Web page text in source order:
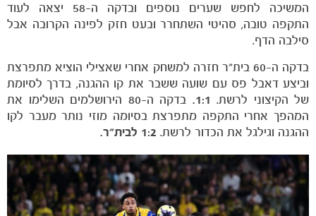
כרטיסים
המשיכה לחפש שערים נוספים ובדקה ה-58 יצאה לעוד
התקפה טובה, סהיטי השתחרר ובעט חזק לפינה הקרובה אבל
סילבה הדף.
בדקה ה-60 בית"ר חזרה למשחק אחרי שאצילי הוציא מתפרצת
וביצע דאבל פס עם שועה ששבר את קו ההגנה, בדרך לסיומת
של הקיצוני לרשת. 1:1.
בדקה ה-80 הירושלמים השלימו את
המהפך אחרי התקפה מתפרצת בסיומה מוזי נותר מעבר לקו
ההגנה וגילגל את הכדור לרשת. 1:2 לבית"ר.